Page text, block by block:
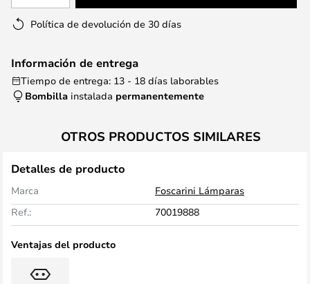
Política de devolución de 30 días
Información de entrega
Tiempo de entrega: 13 - 18 días laborables
Bombilla instalada permanentemente
OTROS PRODUCTOS SIMILARES
Detalles de producto
Marca
Foscarini Lámparas
Ref.:
70019888
Ventajas del producto